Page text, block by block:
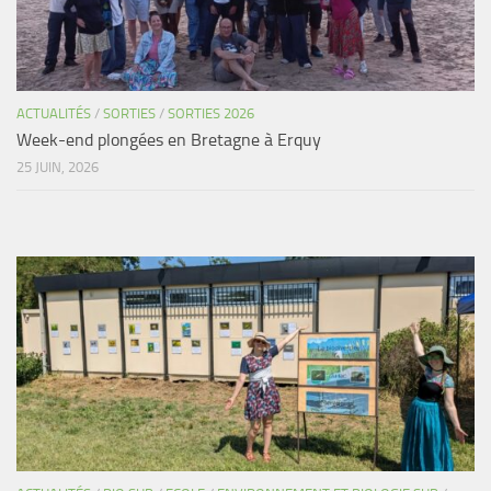
ACTUALITÉS / SORTIES / SORTIES 2026
Week-end plongées en Bretagne à Erquy
25 JUIN, 2026